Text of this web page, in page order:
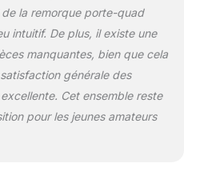
la remorque porte-quad
intuitif. De plus, il existe une
manquantes, bien que cela
générale des
Cet ensemble reste
pour les jeunes amateurs